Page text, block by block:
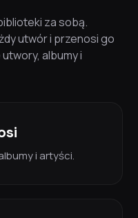
za sobą.
utwór i przenosi go
albumy i
i artyści.